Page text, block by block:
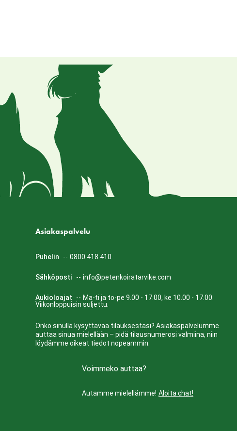
Asiakaspalvelu
Puhelin -- 0800 418 410
Sähköposti -- info@petenkoiratarvike.com
Aukioloajat -- Ma-ti ja to-pe 9.00 - 17.00, ke 10.00 - 17.00.
Viikonloppuisin suljettu.
Onko sinulla kysyttävää tilauksestasi? Asiakaspalvelumme
auttaa sinua mielellään – pidä tilausnumerosi valmiina, niin
löydämme oikeat tiedot nopeammin.
Voimmeko auttaa?
Autamme mielellämme! Aloita chat!